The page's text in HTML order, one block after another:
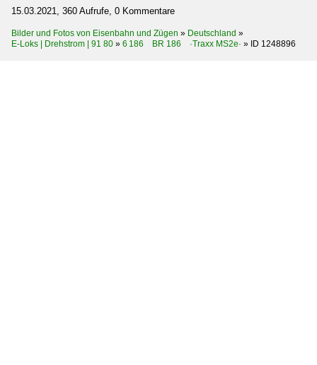
15.03.2021, 360 Aufrufe, 0 Kommentare
Bilder und Fotos von Eisenbahn und Zügen » Deutschland »
E-Loks | Drehstrom | 91 80 » 6 186 BR 186 ·Traxx MS2e· » ID 1248896